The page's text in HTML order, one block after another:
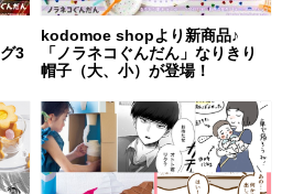
3
kodomoe shopより新商品♪
「ノラネコぐんだん」なりきり
帽子（大、小）が登場！